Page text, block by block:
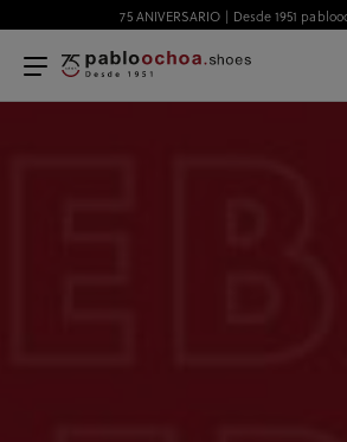
75 ANIVERSARIO | Desde 1951